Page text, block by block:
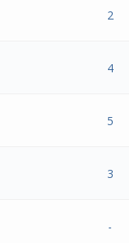
2
4
5
3
-